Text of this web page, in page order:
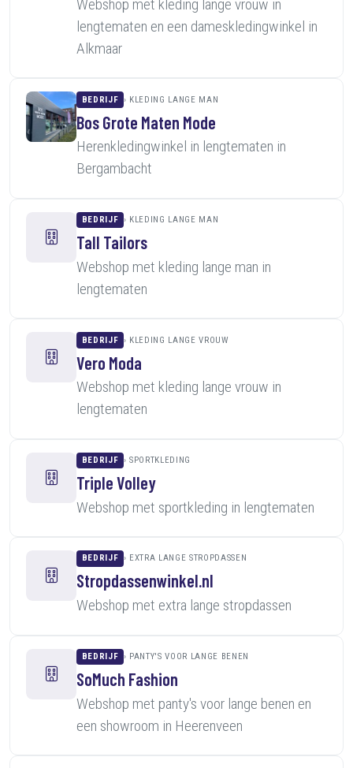
Webshop met kleding lange vrouw in
lengtematen en een dameskledingwinkel in
Alkmaar
BEDRIJF KLEDING LANGE MAN
Bos Grote Maten Mode
Herenkledingwinkel in lengtematen in
Bergambacht
BEDRIJF KLEDING LANGE MAN
Tall Tailors
Webshop met kleding lange man in
lengtematen
BEDRIJF KLEDING LANGE VROUW
Vero Moda
Webshop met kleding lange vrouw in
lengtematen
BEDRIJF SPORTKLEDING
Triple Volley
Webshop met sportkleding in lengtematen
BEDRIJF EXTRA LANGE STROPDASSEN
Stropdassenwinkel.nl
Webshop met extra lange stropdassen
BEDRIJF PANTY'S VOOR LANGE BENEN
SoMuch Fashion
Webshop met panty's voor lange benen en
een showroom in Heerenveen